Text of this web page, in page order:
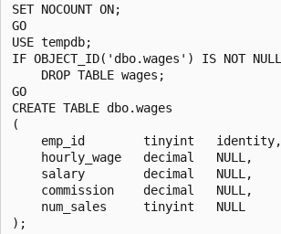
SET NOCOUNT ON;
GO
USE tempdb;
IF OBJECT_ID('dbo.wages') IS NOT NULL
DROP TABLE wages;
GO
CREATE TABLE dbo.wages
(
emp_id        tinyint   identity,
hourly_wage   decimal   NULL,
salary        decimal   NULL,
commission    decimal   NULL,
num_sales     tinyint   NULL
);